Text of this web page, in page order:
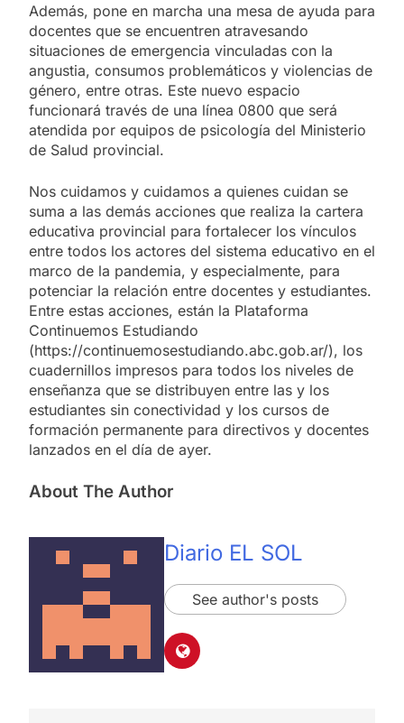
Además, pone en marcha una mesa de ayuda para
docentes que se encuentren atravesando
situaciones de emergencia vinculadas con la
angustia, consumos problemáticos y violencias de
género, entre otras. Este nuevo espacio
funcionará través de una línea 0800 que será
atendida por equipos de psicología del Ministerio
de Salud provincial.
Nos cuidamos y cuidamos a quienes cuidan se
suma a las demás acciones que realiza la cartera
educativa provincial para fortalecer los vínculos
entre todos los actores del sistema educativo en el
marco de la pandemia, y especialmente, para
potenciar la relación entre docentes y estudiantes.
Entre estas acciones, están la Plataforma
Continuemos Estudiando
(https://continuemosestudiando.abc.gob.ar/), los
cuadernillos impresos para todos los niveles de
enseñanza que se distribuyen entre las y los
estudiantes sin conectividad y los cursos de
formación permanente para directivos y docentes
lanzados en el día de ayer.
About The Author
Diario EL SOL
See author's posts